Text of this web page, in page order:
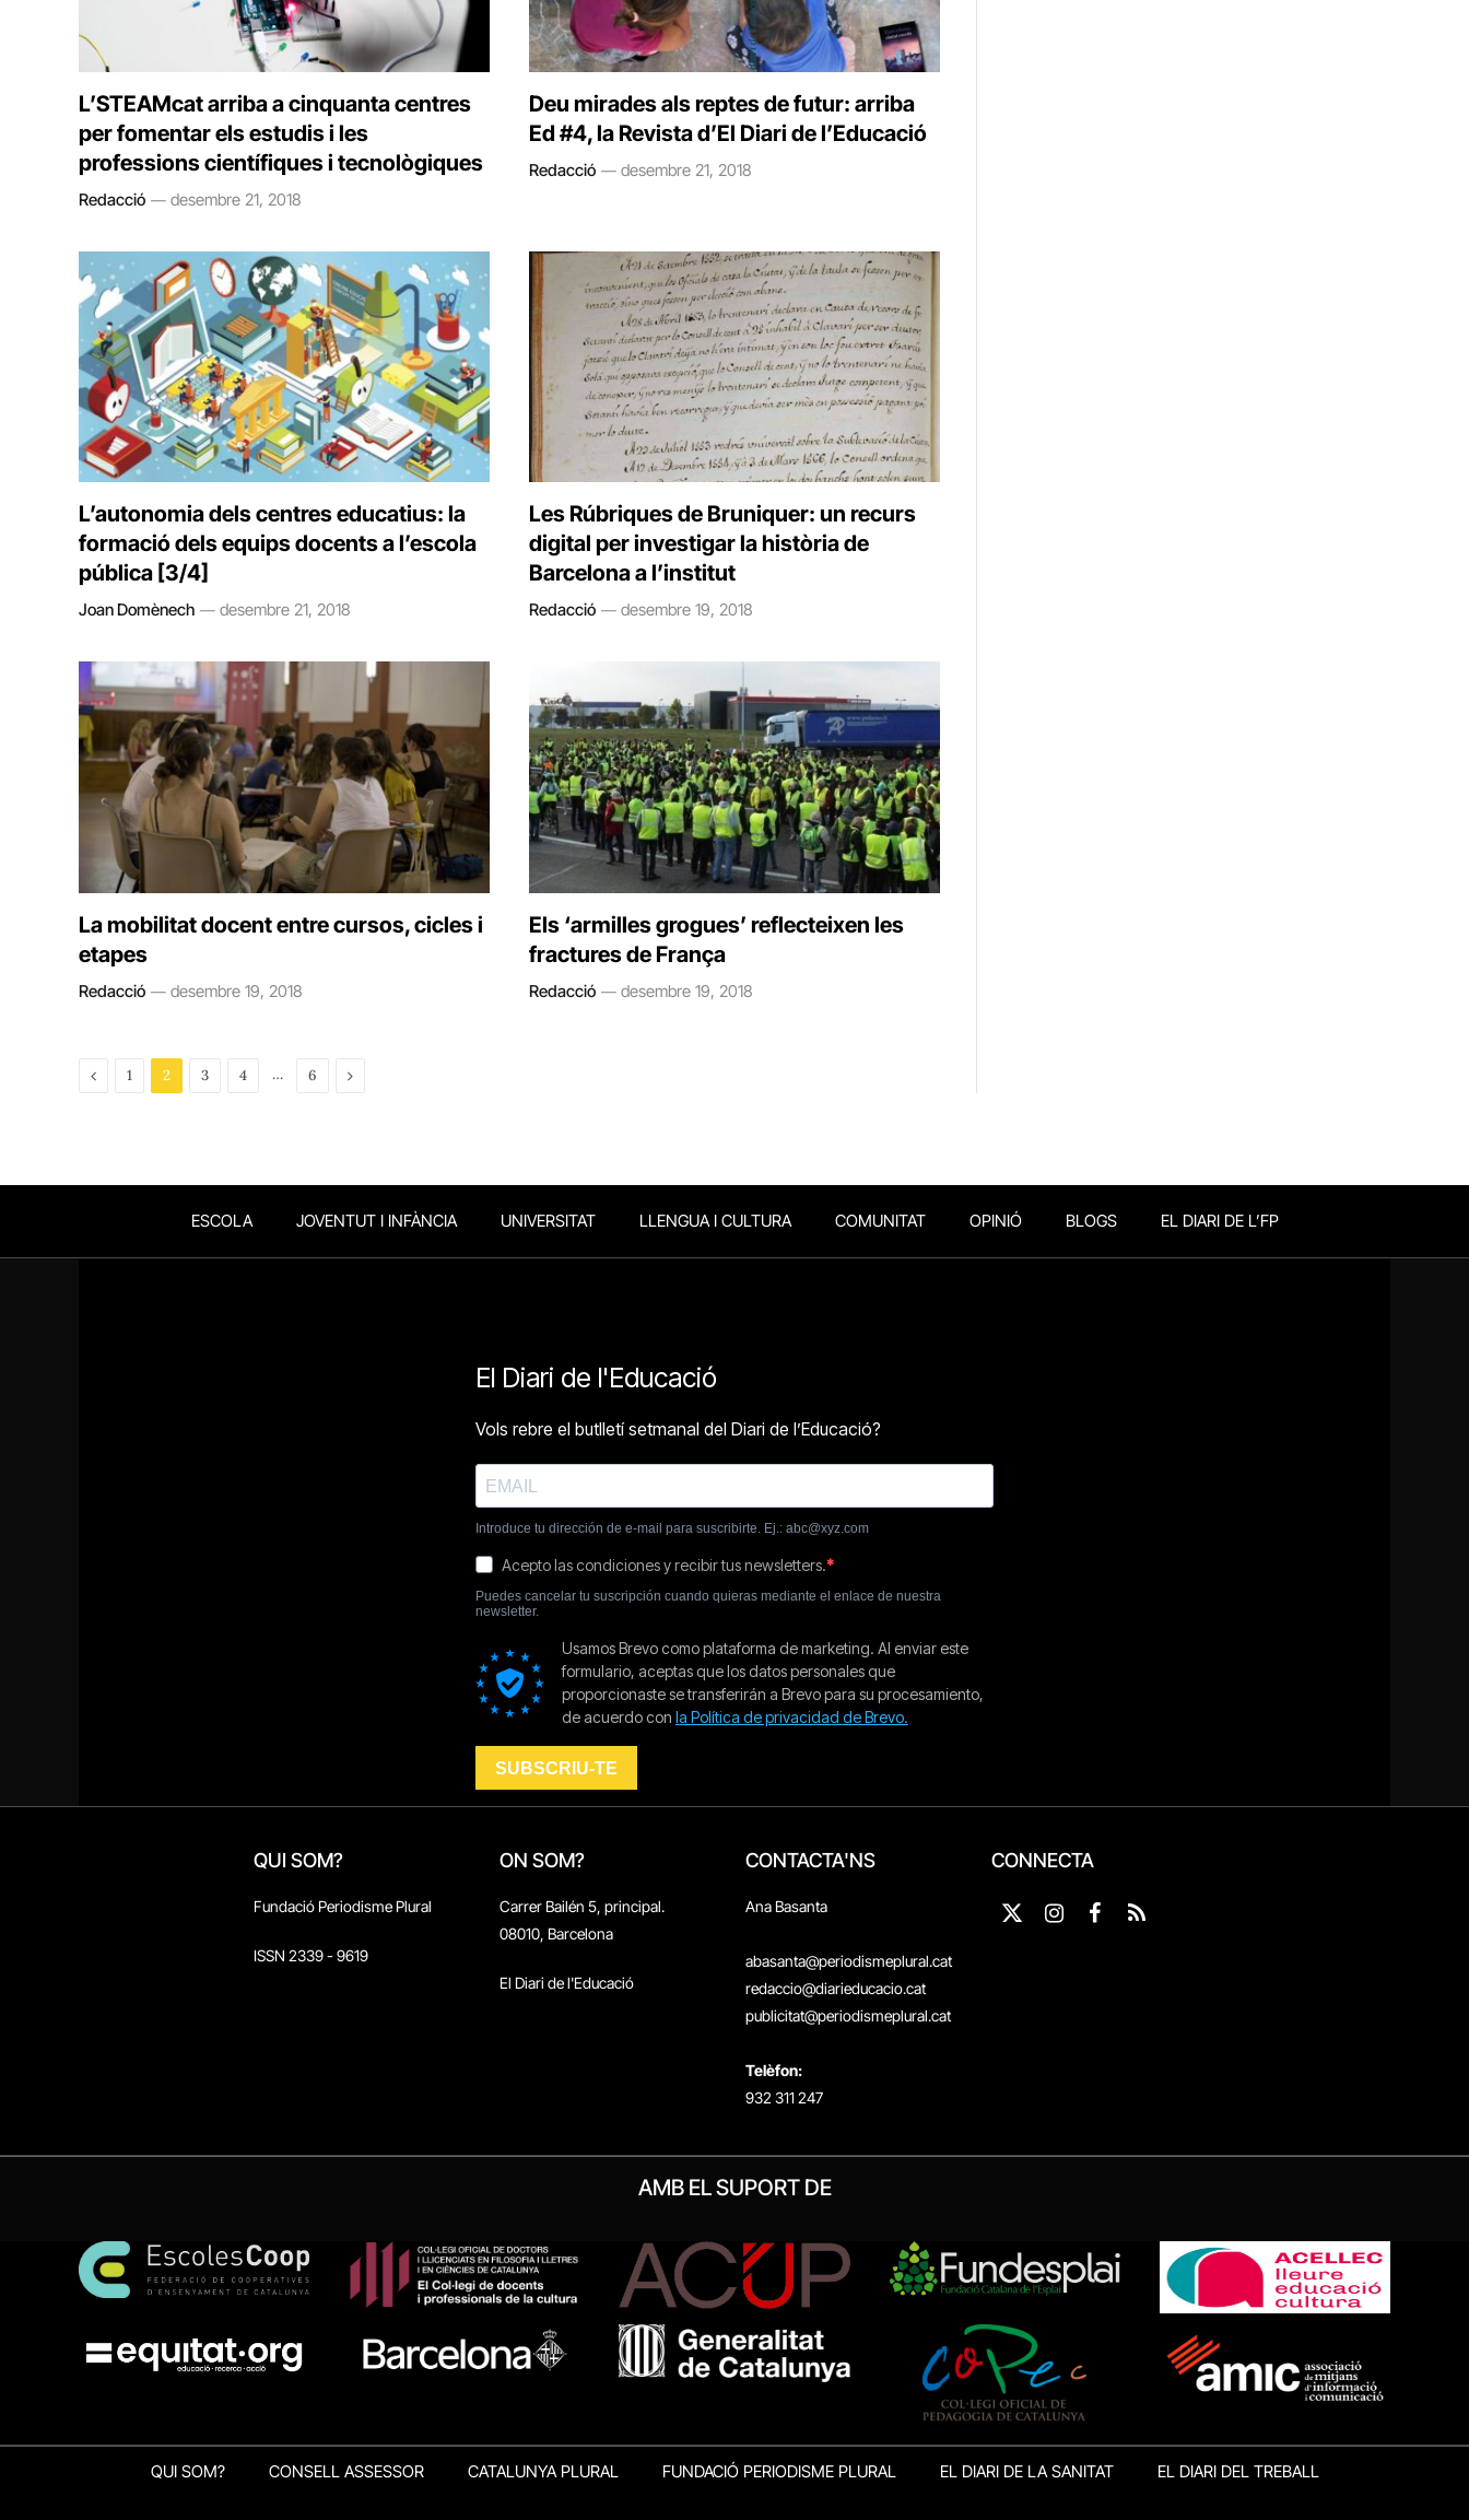
L’STEAMcat arriba a cinquanta centres
per fomentar els estudis i les
professions científiques i tecnològiques
Redacció desembre 21, 2018
Deu mirades als reptes de futur: arriba
Ed #4, la Revista d’El Diari de l’Educació
Redacció desembre 21, 2018
L’autonomia dels centres educatius: la
formació dels equips docents a l’escola
pública [3/4]
Joan Domènech desembre 21, 2018
Les Rúbriques de Bruniquer: un recurs
digital per investigar la història de
Barcelona a l’institut
Redacció desembre 19, 2018
La mobilitat docent entre cursos, cicles i
etapes
Redacció desembre 19, 2018
Els ‘armilles grogues’ reflecteixen les
fractures de França
Redacció desembre 19, 2018
Previous
1 2 3 4 … 6 Next
ESCOLA JOVENTUT I INFÀNCIA UNIVERSITAT LLENGUA I CULTURA COMUNITAT OPINIÓ BLOGS EL DIARI DE L’FP
QUI SOM?
Fundació Periodisme Plural
ISSN 2339 - 9619
ON SOM?
Carrer Bailén 5, principal.
08010, Barcelona
El Diari de l'Educació
CONTACTA'NS
Ana Basanta
abasanta@periodismeplural.cat
redaccio@diarieducacio.cat
publicitat@periodismeplural.cat
Telèfon:
932 311 247
CONNECTA
X
Instagram
Facebook
RSS
AMB EL SUPORT DE
QUI SOM? CONSELL ASSESSOR CATALUNYA PLURAL FUNDACIÓ PERIODISME PLURAL EL DIARI DE LA SANITAT EL DIARI DEL TREBALL